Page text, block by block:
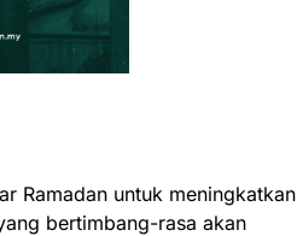
Ramadan untuk meningkatkan
bertimbang-rasa akan